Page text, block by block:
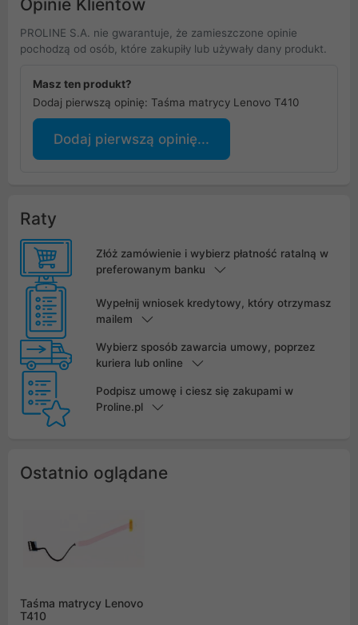
Opinie Klientów
PROLINE S.A. nie gwarantuje, że zamieszczone opinie
pochodzą od osób, które zakupiły lub używały dany produkt.
Masz ten produkt?
Dodaj pierwszą opinię: Taśma matrycy Lenovo T410
Dodaj pierwszą opinię...
Raty
Złóż zamówienie i wybierz płatność ratalną w
preferowanym banku
Wypełnij wniosek kredytowy, który otrzymasz
mailem
Wybierz sposób zawarcia umowy, poprzez
kuriera lub online
Podpisz umowę i ciesz się zakupami w
Proline.pl
Ostatnio oglądane
Taśma matrycy Lenovo
T410